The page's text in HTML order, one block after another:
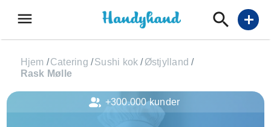
menu add
Hjem /Catering /Sushi kok / Østjylland /
Rask Mølle
+300.000 kunder